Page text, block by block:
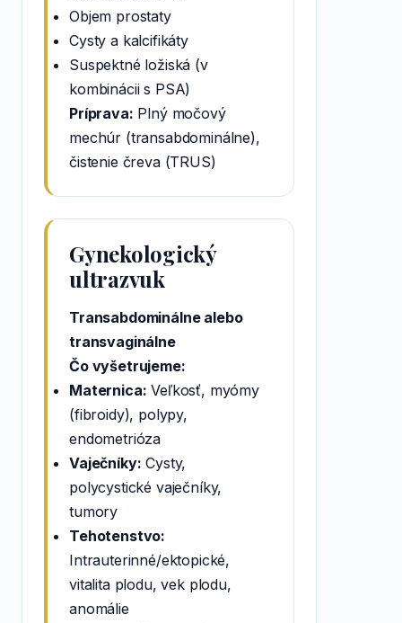
Objem prostaty
Cysty a kalcifikáty
Suspektné ložiská (v
kombinácii s PSA)
Príprava: Plný močový
mechúr (transabdominálne),
čistenie čreva (TRUS)
Gynekologický
ultrazvuk
Transabdominálne alebo
transvaginálne
Čo vyšetrujeme:
Maternica: Veľkosť, myómy
(fibroidy), polypy,
endometrióza
Vaječníky: Cysty,
polycystické vaječníky,
tumory
Tehotenstvo:
Intrauterinné/ektopické,
vitalita plodu, vek plodu,
anomálie